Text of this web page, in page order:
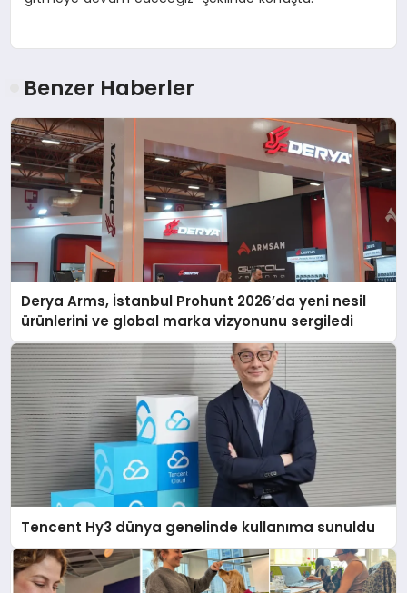
Benzer Haberler
Derya Arms, İstanbul Prohunt 2026’da yeni nesil
ürünlerini ve global marka vizyonunu sergiledi
Tencent Hy3 dünya genelinde kullanıma sunuldu